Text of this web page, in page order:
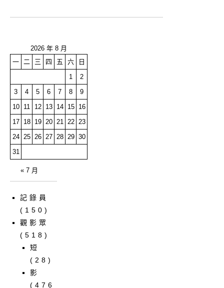
2026 年 8 月
一
二 三 四 五 六
日
1
2
3
4 5 6 7 8
9
10
11 12 13 14 15
16
17
18 19 20 21 22
23
24
25 26 27 28 29 30
31
« 7 月
記錄員
(150)
觀影眾
(518)
短
(28)
影
(476